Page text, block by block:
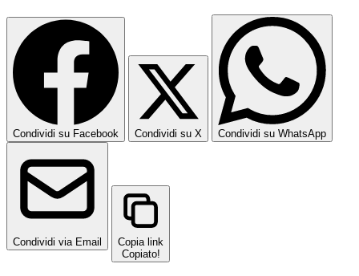
Condividi su Facebook Condividi su X Condividi su WhatsApp
Condividi via Email
Copia link
Copiato!